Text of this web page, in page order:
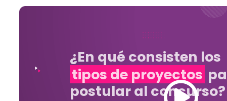
¿En qué consisten los
tipos de proyectos
postular al concurso?